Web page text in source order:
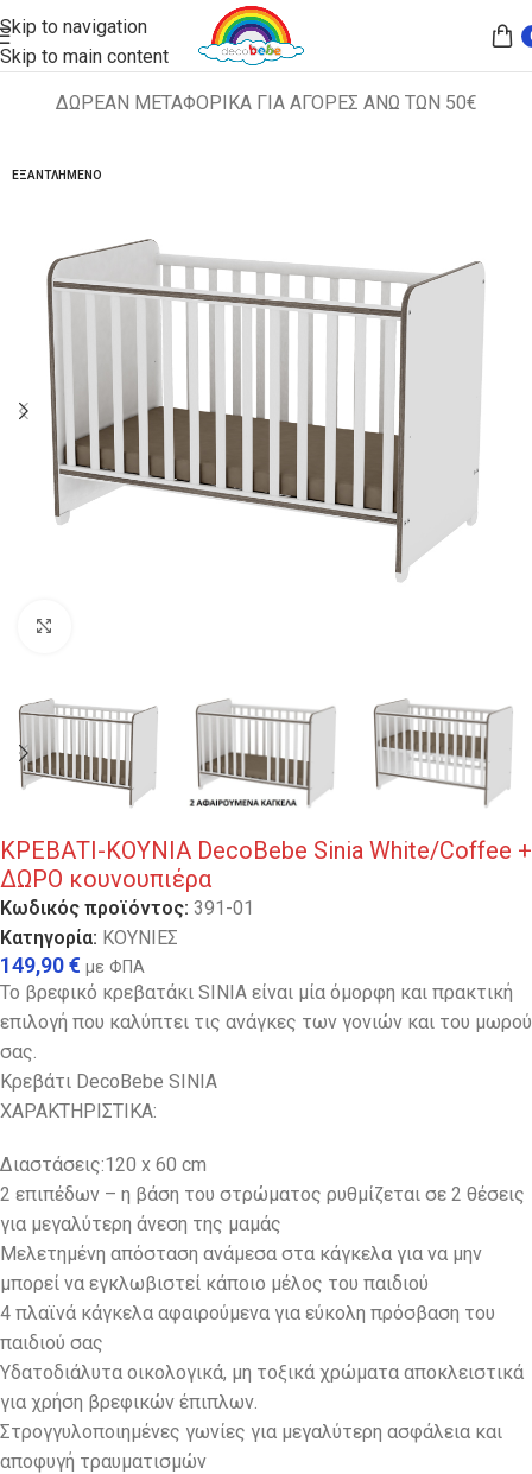
Skip to navigation
Skip to main content
ΔΩΡΕΑΝ ΜΕΤΑΦΟΡΙΚΑ ΓΙΑ ΑΓΟΡΕΣ ΑΝΩ ΤΩΝ 50€
Αρχική σελίδα ΚΡΕΒΑΤΙΑ ΚΟΥΝΙΕΣ
ΕΞΑΝΤΛΗΜΈΝΟ
ΚΡΕΒΑΤΙ-ΚΟΥΝΙΑ DecoBebe Sinia White/Coffee +
ΔΩΡΟ κουνουπιέρα
Κωδικός προϊόντος: 391-01
Κατηγορία: ΚΟΥΝΙΕΣ
149,90€ με ΦΠΑ
Το βρεφικό κρεβατάκι SINIA είναι μία όμορφη και πρακτική
επιλογή που καλύπτει τις ανάγκες των γονιών και του μωρού
σας.
Κρεβάτι DecoBebe SINIA
ΧΑΡΑΚΤΗΡΙΣΤΙΚΑ:
Διαστάσεις:120 x 60 cm
2 επιπέδων – η βάση του στρώματος ρυθμίζεται σε 2 θέσεις
για μεγαλύτερη άνεση της μαμάς
Μελετημένη απόσταση ανάμεσα στα κάγκελα για να μην
μπορεί να εγκλωβιστεί κάποιο μέλος του παιδιού
4 πλαϊνά κάγκελα αφαιρούμενα για εύκολη πρόσβαση του
παιδιού σας
Υδατοδιάλυτα οικολογικά, μη τοξικά χρώματα αποκλειστικά
για χρήση βρεφικών έπιπλων.
Στρογγυλοποιημένες γωνίες για μεγαλύτερη ασφάλεια και
αποφυγή τραυματισμών